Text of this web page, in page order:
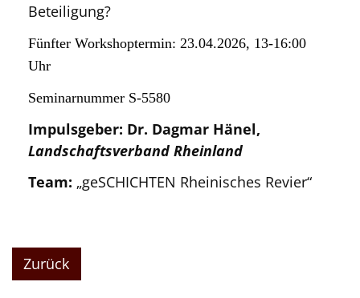
Beteiligung?
Fünfter Workshoptermin: 23.04.2026, 13-16:00
Uhr
Seminarnummer S-5580
Impulsgeber: Dr. Dagmar Hänel,
Landschaftsverband Rheinland
Team: „geSCHICHTEN Rheinisches Revier“
Zurück